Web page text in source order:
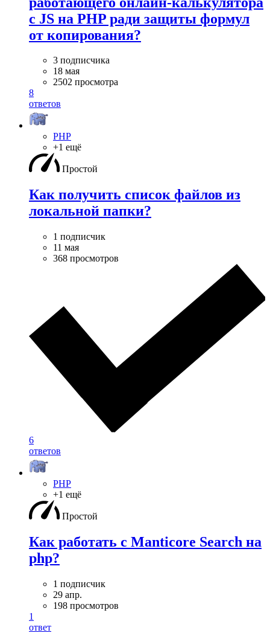
с JS на PHP ради защиты формул
от копирования?
3 подписчика
18 мая
2502 просмотра
8
ответов
PHP
+1 ещё
Простой
Как получить список файлов из
локальной папки?
1 подписчик
11 мая
368 просмотров
6
ответов
PHP
+1 ещё
Простой
Как работать с Manticore Search на
php?
1 подписчик
29 апр.
198 просмотров
1
ответ